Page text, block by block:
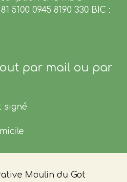
5100 0945 8190 330 BIC :
par mail ou par
signé
Moulin du Got